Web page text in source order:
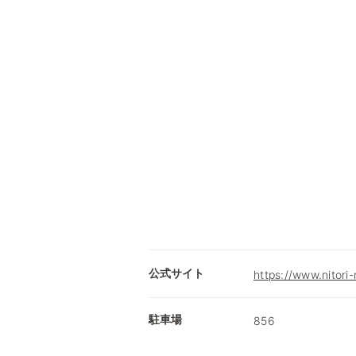
公式サイト https://
駐車場 856